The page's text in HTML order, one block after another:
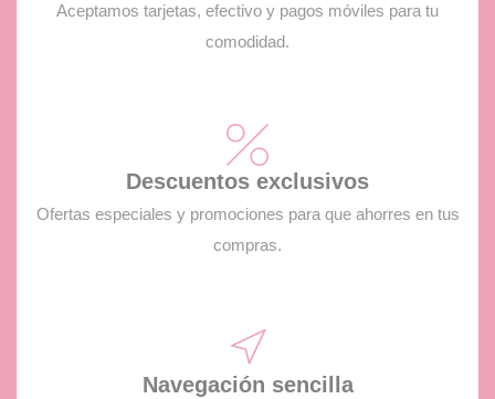
Aceptamos tarjetas, efectivo y pagos móviles para tu
comodidad.
Descuentos exclusivos
Ofertas especiales y promociones para que ahorres en tus
compras.
Navegación sencilla